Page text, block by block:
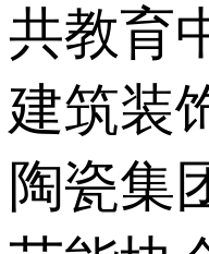
共教育
建筑装
陶瓷集